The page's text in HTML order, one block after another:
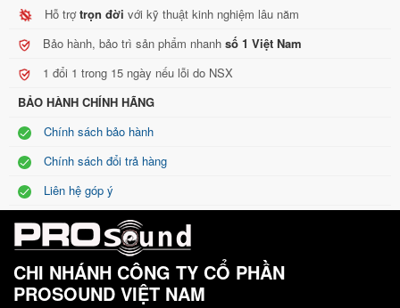
Hỗ trợtrọn đời với kỹ thuật kinh nghiệm lâu năm
Bảo hành, bảo trì sản phẩm nhanh số 1 Việt Nam
1 đổi 1 trong 15 ngày nếu lỗi do NSX
BẢO HÀNH CHÍNH HÃNG
Chính sách bảo hành
Chính sách đổi trả hàng
Liên hệ góp ý
CHI NHÁNH CÔNG TY CỔ PHẦN
PROSOUND VIỆT NAM